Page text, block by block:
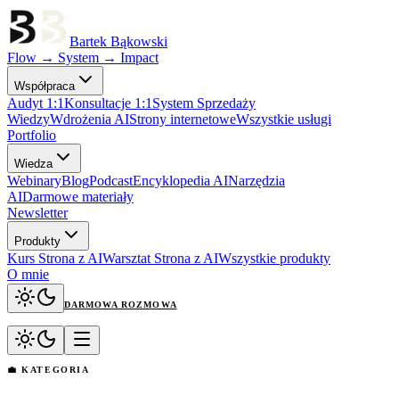
Bartek Bąkowski
Flow → System → Impact
Współpraca
Audyt 1:1Konsultacje 1:1 System Sprzedaży
WiedzyWdrożenia AIStrony internetoweWszystkie usługi
Portfolio
Wiedza
WebinaryBlogPodcastEncyklopedia AINarzędzia
AIDarmowe materiały
Newsletter
Produkty
Kurs Strona z AIWarsztat Strona z AIWszystkie produkty
O mnie
DARMOWA ROZMOWA
💼 KATEGORIA